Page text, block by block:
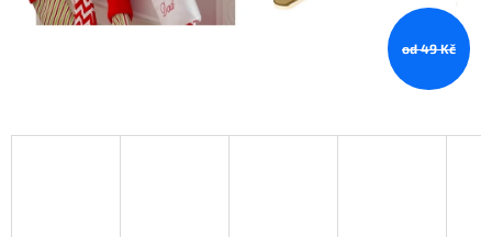
od 49 Kč